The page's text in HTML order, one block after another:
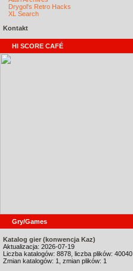
Drygol's Retro Hacks
XL Search
Kontakt
HI SCORE CAFÉ
Gry/Games
Katalog gier (konwencja Kaz)
Aktualizacja: 2026-07-19
Liczba katalogów: 8878, liczba plików: 40040
Zmian katalogów: 1, zmian plików: 1